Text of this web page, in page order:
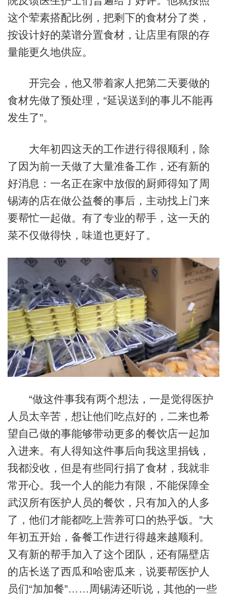
这个荤素搭配比例，把剩下的食材分了类，
按设计好的菜谱分置食材，让店里有限的存
量能更久地供应。
开完会，他又带着家人把第二天要做的
食材先做了预处理，“延误送到的事儿不能再
发生了”。
大年初四这天的工作进行得很顺利，除
了因为前一天做了大量准备工作，还有新的
好消息：一名正在家中放假的厨师得知了周
锡涛的店在做公益餐的事后，主动找上门来
要帮忙一起做。有了专业的帮手，这一天的
菜不仅做得快，味道也更好了。
“做这件事我有两个想法，一是觉得医护
人员太辛苦，想让他们吃点好的，二来也希
望自己做的事能够带动更多的餐饮店一起加
入进来。有人得知这件事后向我这里捐钱，
我都没收，但是有些同行捐了食材，我就非
常开心。我一个人的能力有限，不能保障全
武汉所有医护人员的餐饮，只有加入的人多
了，他们才能都吃上营养可口的热乎饭。”大
年初五开始，备餐工作进行得越来越顺利。
又有新的帮手加入了这个团队，还有隔壁店
的店长送了西瓜和哈密瓜来，说要帮医护人
员们“加加餐”……周锡涛还听说，其他的一些